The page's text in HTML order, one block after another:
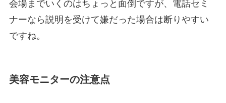
会場までいくのはちょっと面倒ですが、電話セミ
ナーなら説明を受けて嫌だった場合は断りやすい
ですね。
美容モニターの注意点